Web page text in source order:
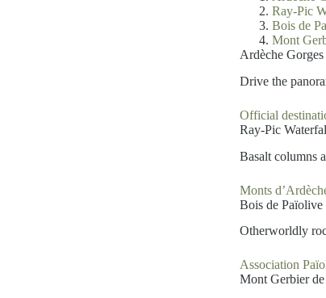
Ray-Pic
Bois de
Mont
Ardèche
Drive the
Official
Ray-Pic
Basalt columns
Monts
Bois de Païolive
Otherworldly
Association
Mont Gerbier